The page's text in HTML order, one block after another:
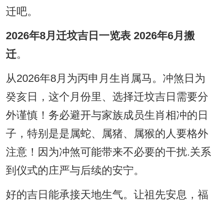
迁吧。
2026年8月迁坟吉日一览表 2026年6月搬
迁。
从2026年8月为丙申月生肖属马。冲煞日为
癸亥日，这个月份里、选择迁坟吉日需要分
外谨慎！务必避开与家族成员生肖相冲的日
子，特别是是属蛇、属猪、属猴的人要格外
注意！因为冲煞可能带来不必要的干扰.关系
到仪式的庄严与后续的安宁。
好的吉日能承接天地生气。让祖先安息，福